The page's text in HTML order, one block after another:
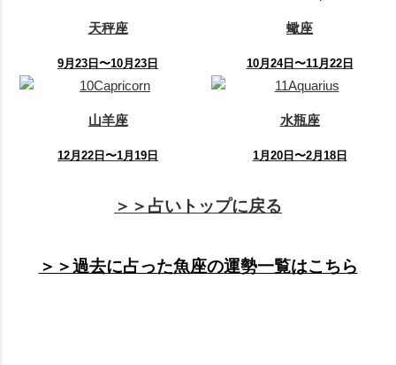
天秤座
9月23日〜10月23日
蠍座
10月24日〜11月22日
山羊座
12月22日〜1月19日
水瓶座
1月20日〜2月18日
＞＞占いトップに戻る
＞＞過去に占った魚座の運勢一覧はこちら